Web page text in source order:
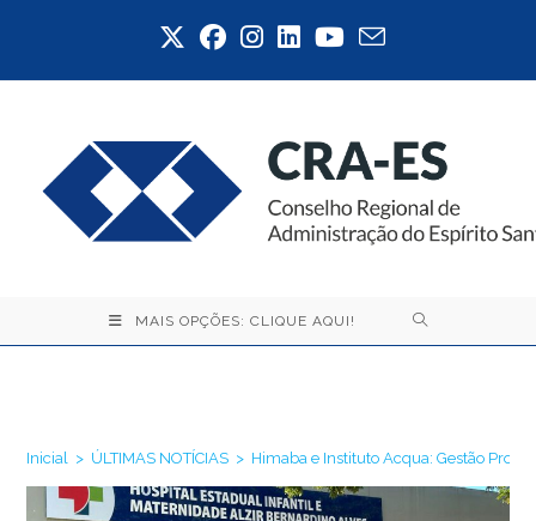
MAIS OPÇÕES: CLIQUE AQUI!
Inicial > ÚLTIMAS NOTÍCIAS > Himaba e Instituto Acqua: Gestão